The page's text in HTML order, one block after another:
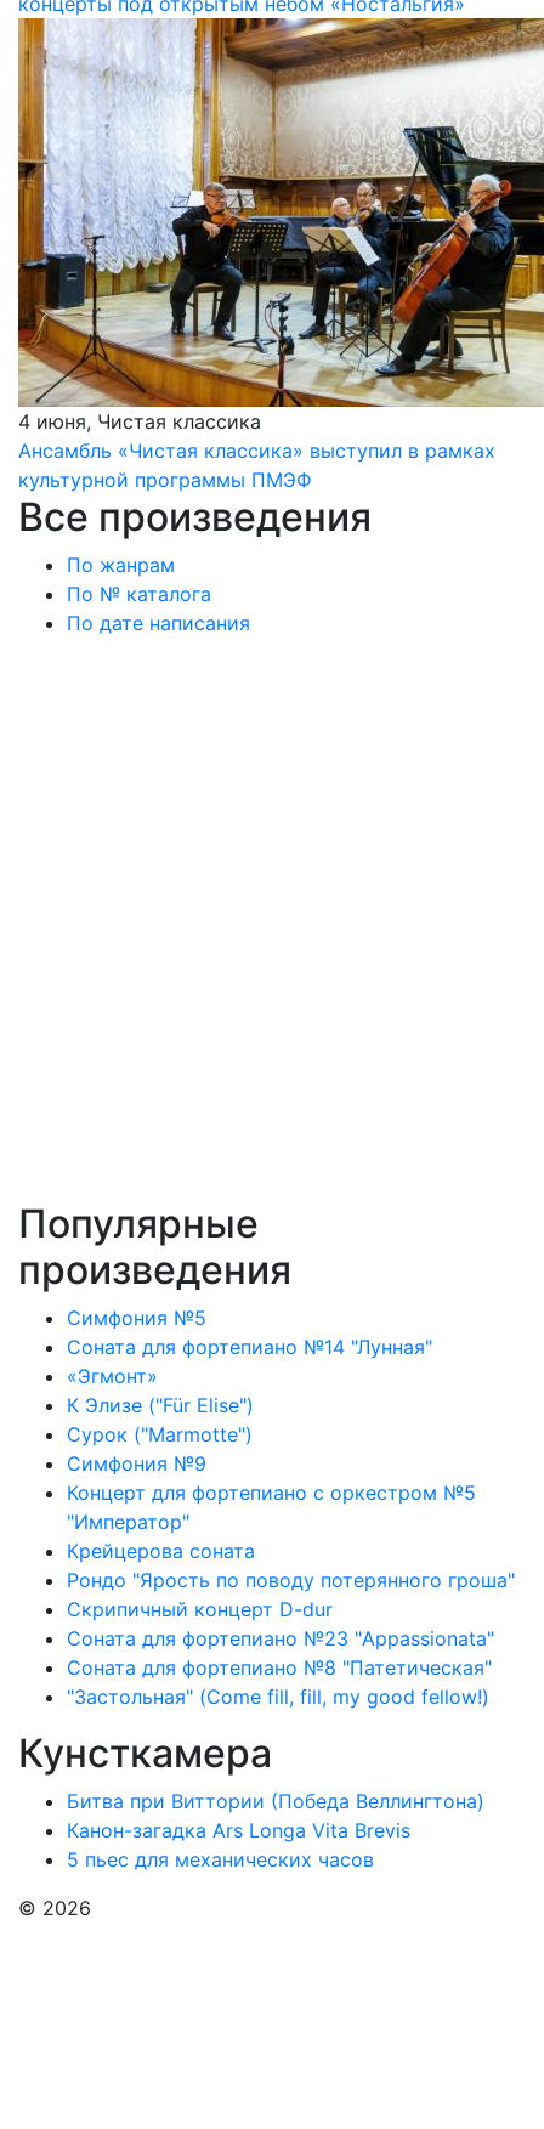
4 июня, Чистая классика
Ансамбль «Чистая классика» выступил в рамках
культурной программы ПМЭФ
Все произведения
По жанрам
По № каталога
По дате написания
Популярные
произведения
Симфония №5
Соната для фортепиано №14 "Лунная"
«Эгмонт»
К Элизе ("Für Elise")
Сурок ("Marmotte")
Симфония №9
Концерт для фортепиано с оркестром №5
"Император"
Крейцерова соната
Рондо "Ярость по поводу потерянного гроша"
Скрипичный концерт D-dur
Соната для фортепиано №23 "Appassionata"
Соната для фортепиано №8 "Патетическая"
"Застольная" (Come fill, fill, my good fellow!)
Кунсткамера
Битва при Виттории (Победа Веллингтона)
Канон-загадка Ars Longa Vita Brevis
5 пьес для механических часов
© 2026